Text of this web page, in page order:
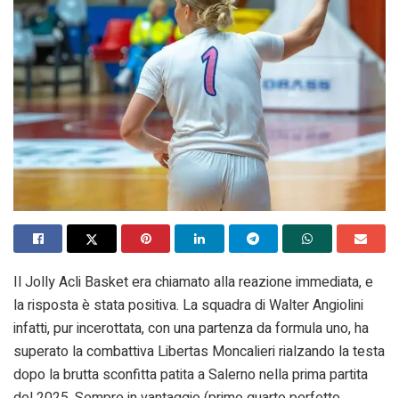
Il Jolly Acli Basket era chiamato alla reazione immediata, e
la risposta è stata positiva. La squadra di Walter Angiolini
infatti, pur incerottata, con una partenza da formula uno, ha
superato la combattiva Libertas Moncalieri rialzando la testa
dopo la brutta sconfitta patita a Salerno nella prima partita